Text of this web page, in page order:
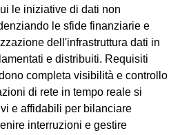
le iniziative di dati non
le sfide finanziarie e
dell'infrastruttura dati in
e distribuiti. Requisiti
completa visibilità e controllo
di rete in tempo reale si
e affidabili per bilanciare
interruzioni e gestire